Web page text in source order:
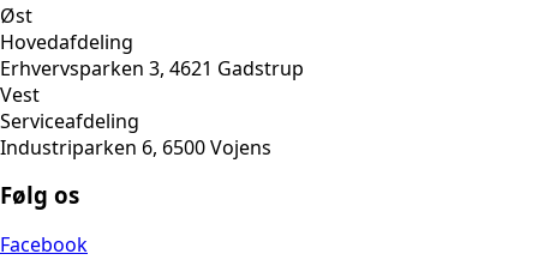
Øst
Hovedafdeling
Erhvervsparken 3, 4621 Gadstrup
Vest
Serviceafdeling
Industriparken 6, 6500 Vojens
Følg os
Facebook